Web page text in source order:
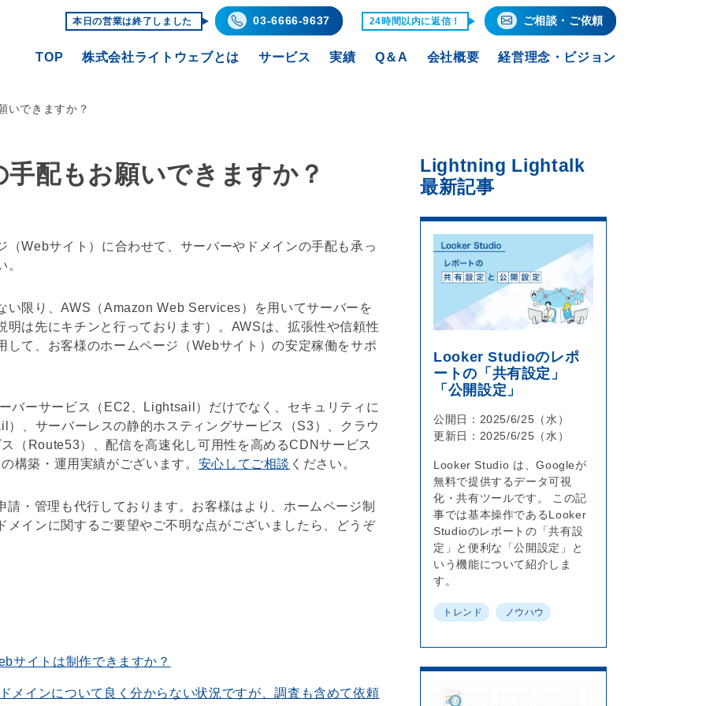
本日の営業は終了しました 03-6666-9637 24時間以内に返信！ ご相談・ご依頼
TOP 株式会社ライトウェブとは サービス 実績 Q＆A 会社概要 経営理念・ビジョン
いできますか？
配もお願いできますか？
（Webサイト ）に合わせて、 サーバーや ドメインの手配も承っ
。
い限り、AWS （Amazon Web Services）を用いてサーバー を
は先にキチンと行っております）。 AWSは、拡張性や信頼性
して、お客様のホームページ （Webサイト ）の安定稼働をサポ
バーサービス（EC2、Lightsail）だけでなく、 セキュリティ に
）、 サーバーレスの静的ホスティングサービス （S3）、
クラウ
（Route53）、配信を高速化し可用性を高めるCDNサービス
構築・運用実績がございます。 安心してご相談 ください。
請・管理も代行しております。お客様はより、 ホームページ制
メインに関するご要望やご不明な点がございましたら、どうぞ
サイトは制作できますか？
メインについて良く分からない状況ですが、調査も含めて依頼
Lightning Lightalk
最新記事
Looker Studioのレポ
ートの「共有設定」
「公開設定」
公開日：2025/6/25（水）
更新日：2025/6/25（水）
Looker Studio は、Googleが
無料で提供するデータ可視
化・共有ツールです。 この記
事では基本操作であるLooker
Studioのレポートの「共有設
定」と便利な「公開設定」と
いう機能について紹介しま
す。
トレンド ノウハウ